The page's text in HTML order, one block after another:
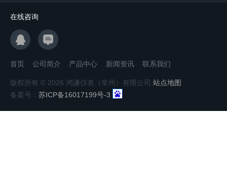
在线咨询
首页 公司简介 产品中心 新闻资讯 联系我们
版权所有 © 2026 鸿谦仪表（常州）有限公司 站点地图
备案号： 苏ICP备16017199号-3